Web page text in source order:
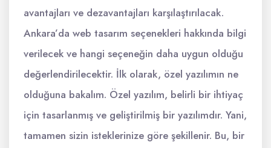
avantajları ve dezavantajları karşılaştırılacak.
Ankara’da web tasarım seçenekleri hakkında bilgi
verilecek ve hangi seçeneğin daha uygun olduğu
değerlendirilecektir. İlk olarak, özel yazılımın ne
olduğuna bakalım. Özel yazılım, belirli bir ihtiyaç
için tasarlanmış ve geliştirilmiş bir yazılımdır. Yani,
tamamen sizin isteklerinize göre şekillenir. Bu, bir